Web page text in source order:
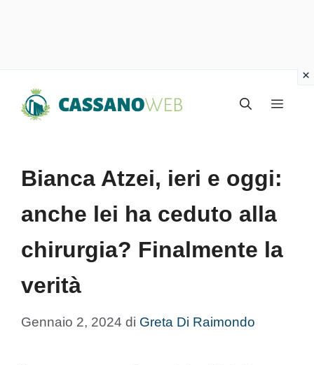
Menu
Bianca Atzei, ieri e oggi:
anche lei ha ceduto alla
chirurgia? Finalmente la
verità
Gennaio 2, 2024 di Greta Di Raimondo